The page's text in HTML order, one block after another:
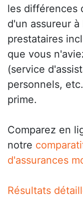
les différences
d'un assureur
prestataires
que vous
(service
personnels,
prime.
Comparez en
notre
d'assurances
Résultats